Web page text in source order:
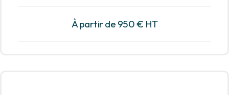
À partir de 950 € HT